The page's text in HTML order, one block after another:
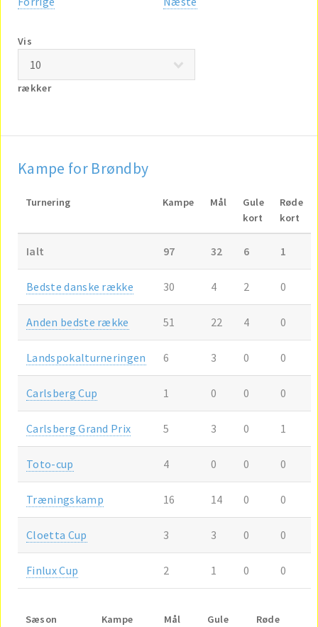
Vis
rækker
Kampe for Brøndby
Turnering Kampe Mål
Gule
kort
Røde
kort
Ialt 97 32 6 1
Bedste danske række 30 4 2 0
Anden bedste række 51 22 4 0
Landspokalturneringen 6 3 0 0
Carlsberg Cup 1 0 0 0
Carlsberg Grand Prix 5 3 0 1
Toto-cup 4 0 0 0
Træningskamp 16 14 0 0
Cloetta Cup 3 3 0 0
Finlux Cup 2 1 0 0
Sæson Kampe Mål
Gule
Røde